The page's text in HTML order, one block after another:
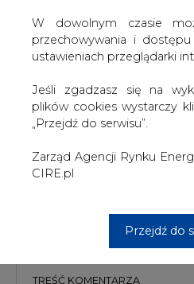
Jeśli zgadzasz się na
plików cookies wystarczy
„Przejdź do serwisu”.
Zarząd Agencji Rynku
CIRE.pl
Przejdź do
#Energetyka # kraj
Wydawca portalu CIRE zgadza
szkoleń treningowych LLM.
KOMENTARZE
TREŚĆ KOMENTARZA